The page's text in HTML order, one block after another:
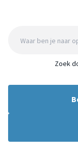
Zoek